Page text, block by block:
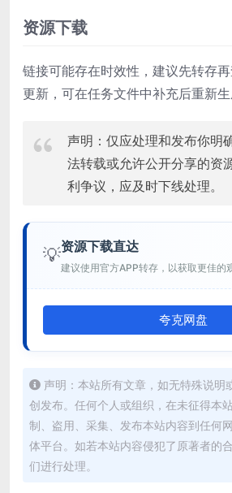
资源下载
链接可能存在时效性，建议先转存
更新，可在任务文件中补充后重新生
声明：仅应处理和发布你明
法转载或允许公开分享的资
利争议，应及时下线处理。
💡资源下载直达
建议使用官方APP转存，以获取更佳的
夸克网盘
声明：本站所有文章，如无特殊说明
创发布。任何个人或组织，在未征得本
制、盗用、采集、发布本站内容到任何
体平台。如若本站内容侵犯了原著者的
们进行处理。